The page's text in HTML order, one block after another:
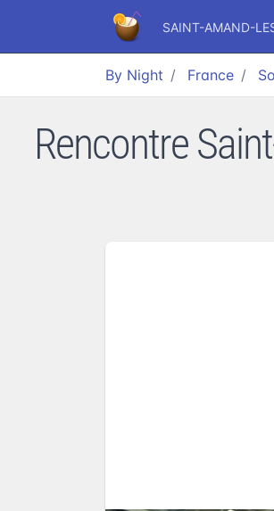
SAINT-AMAND-
By Night France
Rencontre